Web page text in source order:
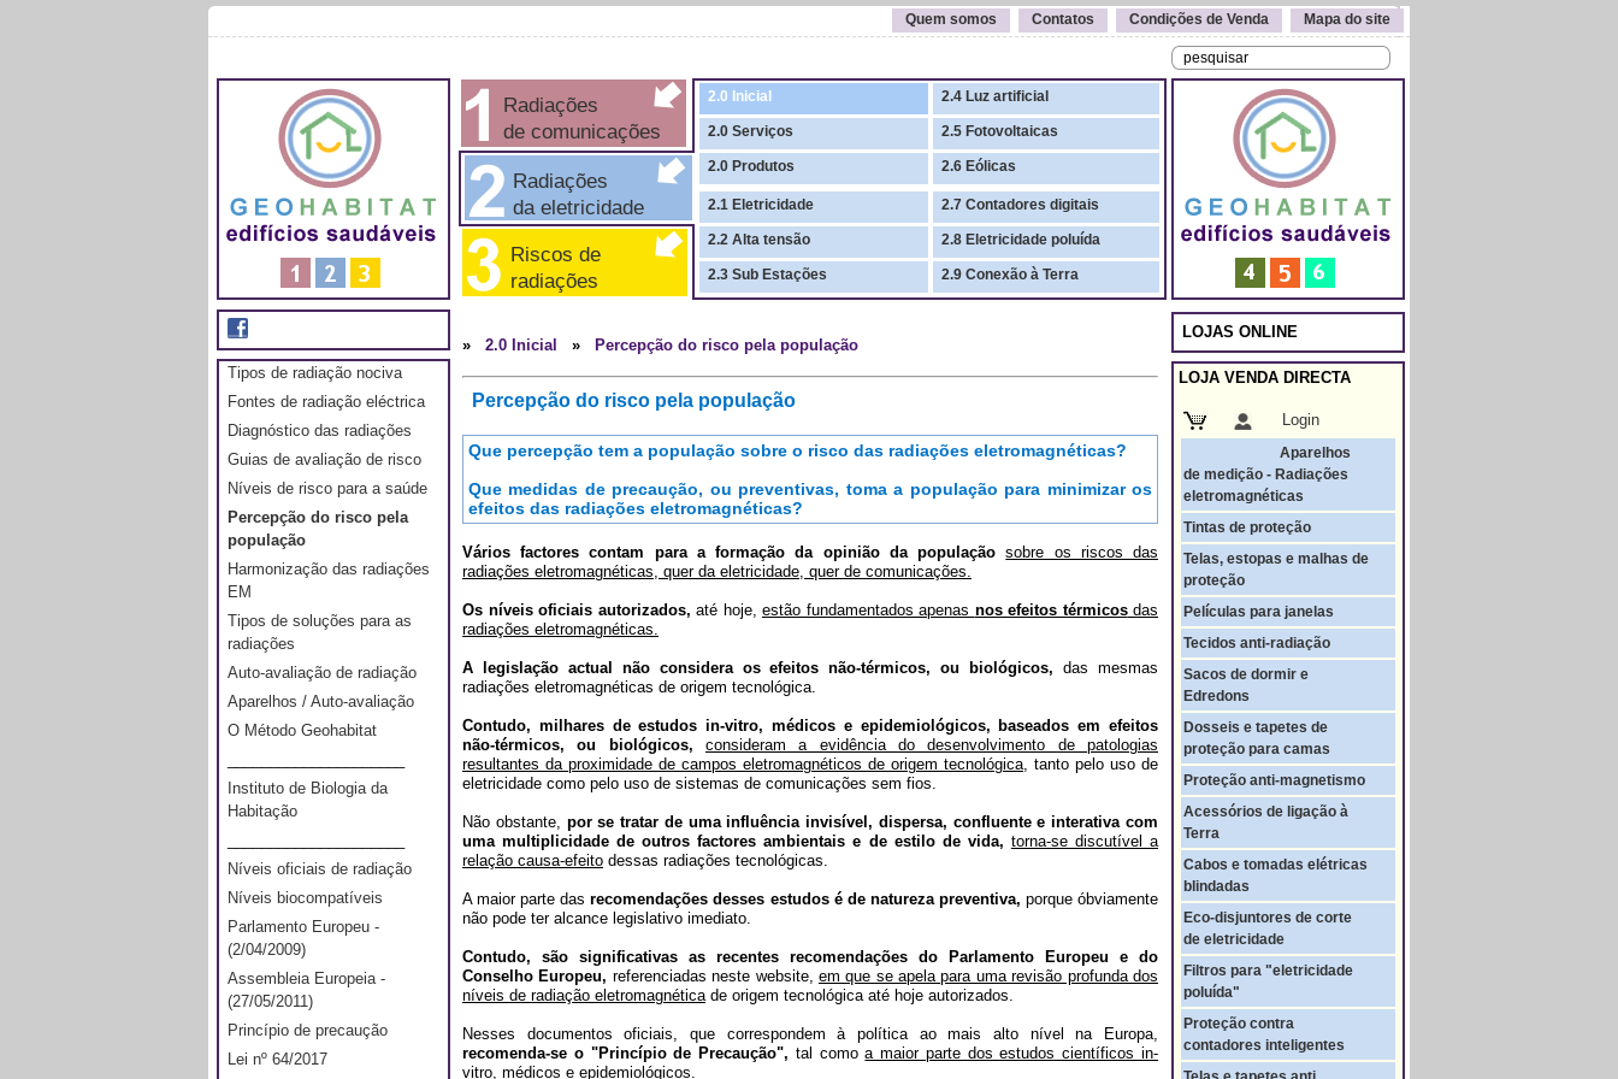
Quem somos Contatos Condições de Venda Mapa do site
Radiações
de comunicações
Radiações
da eletricidade
Riscos de
radiações
2.0 Inicial
2.0 Serviços
2.0 Produtos
2.4 Luz artificial
2.5 Fotovoltaicas
2.6 Eólicas
2.1 Eletricidade
2.2 Alta tensão
2.3 Sub Estações
2.7 Contadores digitais
2.8 Eletricidade poluída
2.9 Conexão à Terra
Tipos de radiação nociva
Fontes de radiação eléctrica
Diagnóstico das radiações
Guias de avaliação de risco
Níveis de risco para a saúde
Percepção do risco pela
população
Harmonização das radiações
EM
Tipos de soluções para as
radiações
Auto-avaliação de radiação
Aparelhos / Auto-avaliação
O Método Geohabitat
Instituto de Biologia da
Habitação
Níveis oficiais de radiação
Níveis biocompatíveis
Parlamento Europeu -
(2/04/2009)
Assembleia Europeia -
(27/05/2011)
Princípio de precaução
Lei nº 64/2017
» 2.0 Inicial » Percepção do risco pela população
Percepção do risco pela população
Que percepção tem a população sobre o risco das radiações eletromagnéticas?
Que medidas de precaução, ou preventivas, toma a população para minimizar os
efeitos das radiações eletromagnéticas?
Vários factores contam para a formação da opinião da população sobre os riscos das
radiações eletromagnéticas, quer da eletricidade, quer de comunicações.
Os níveis oficiais autorizados, até hoje, estão fundamentados apenas nos efeitos térmicosdas
radiações eletromagnéticas.
A legislação actual não considera os efeitos não-térmicos, ou biológicos, das mesmas
radiações eletromagnéticas de origem tecnológica.
Contudo, milhares de estudos in-vitro, médicos e epidemiológicos, baseados em efeitos
não-térmicos, ou biológicos,
consideram a evidência do desenvolvimento de patologias
resultantes da proximidade de campos eletromagnéticos de origem tecnológica, tanto pelo uso de
eletricidade como pelo uso de sistemas de comunicações sem fios.
Não obstante, por se tratar de uma influência invisível, dispersa, confluente e interativa com
uma multiplicidade de outros factores ambientais e de estilo de vida, torna-se discutível a
relação causa-efeito dessas radiações tecnológicas.
A maior parte dasrecomendações desses estudos é de natureza preventiva, porque óbviamente
não pode ter alcance legislativo imediato.
Contudo, são significativas as recentes recomendações do Parlamento Europeu e do
Conselho Europeu, referenciadas neste website, em que se apela para uma revisão profunda dos
níveis de radiação eletromagnética de origem tecnológica até hoje autorizados.
Nesses documentos oficiais, que correspondem à política ao mais alto nível na Europa,
recomenda-se o "Princípio de Precaução", tal comoa maior parte dos estudos científicos in-
vitro, médicos e epidemiológicos.
LOJAS ONLINE
LOJA VENDA DIRECTA
Login
Aparelhos
de medição - Radiações
eletromagnéticas
Tintas de proteção
Telas, estopas e malhas de
proteção
Películas para janelas
Tecidos anti-radiação
Sacos de dormir e
Edredons
Dosseis e tapetes de
proteção para camas
Proteção anti-magnetismo
Acessórios de ligação à
Terra
Cabos e tomadas elétricas
blindadas
Eco-disjuntores de corte
de eletricidade
Filtros para "eletricidade
poluída"
Proteção contra
contadores inteligentes